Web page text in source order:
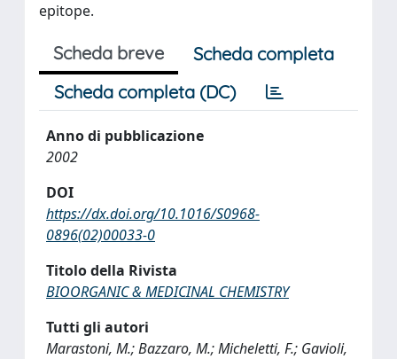
epitope.
Scheda breve
Scheda completa
Scheda completa (DC)
Anno di pubblicazione
2002
DOI
https://dx.doi.org/10.1016/S0968-
0896(02)00033-0
Titolo della Rivista
BIOORGANIC & MEDICINAL CHEMISTRY
Tutti gli autori
Marastoni, M.; Bazzaro, M.; Micheletti, F.; Gavioli,